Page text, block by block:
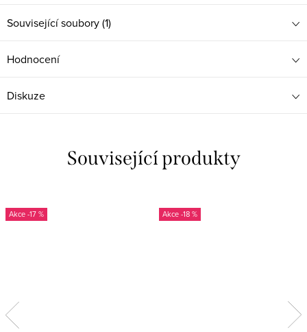
Související soubory (1)
Hodnocení
Diskuze
Související produkty
-17 % -18 %